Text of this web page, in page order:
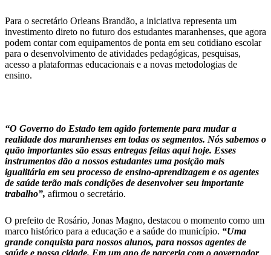
Para o secretário Orleans Brandão, a iniciativa representa um
investimento direto no futuro dos estudantes maranhenses, que agora
podem contar com equipamentos de ponta em seu cotidiano escolar
para o desenvolvimento de atividades pedagógicas, pesquisas,
acesso a plataformas educacionais e a novas metodologias de
ensino.
“O Governo do Estado tem agido fortemente para mudar a
realidade dos maranhenses em todas os segmentos. Nós sabemos o
quão importantes são essas entregas feitas aqui hoje. Esses
instrumentos dão a nossos estudantes uma posição mais
igualitária em seu processo de ensino-aprendizagem e os agentes
de saúde terão mais condições de desenvolver seu importante
trabalho”, afirmou o secretário.
O prefeito de Rosário, Jonas Magno, destacou o momento como um
marco histórico para a educação e a saúde do município. “Uma
grande conquista para nossos alunos, para nossos agentes de
saúde e nossa cidade. Em um ano de parceria com o governador